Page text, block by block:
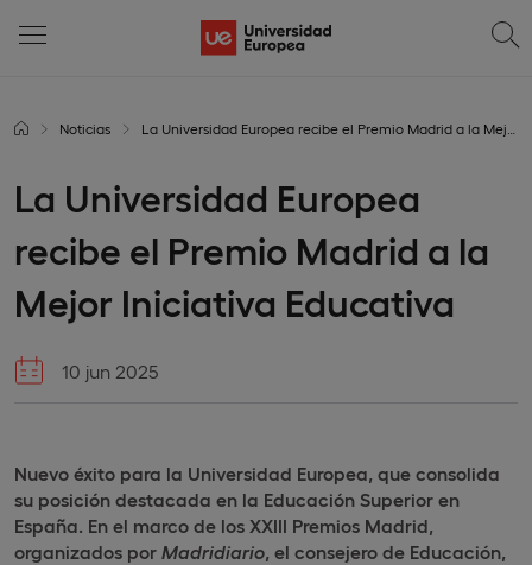
Noticias La Universidad Europea recibe el Premio Madrid a la Mejor Iniciativa Educativa
La Universidad Europea
recibe el Premio Madrid a la
Mejor Iniciativa Educativa
10 jun 2025
Nuevo éxito para la Universidad Europea, que consolida
su posición destacada en la Educación Superior en
España. En el marco de los XXIII Premios Madrid,
organizados por Madridiario, el consejero de Educación,